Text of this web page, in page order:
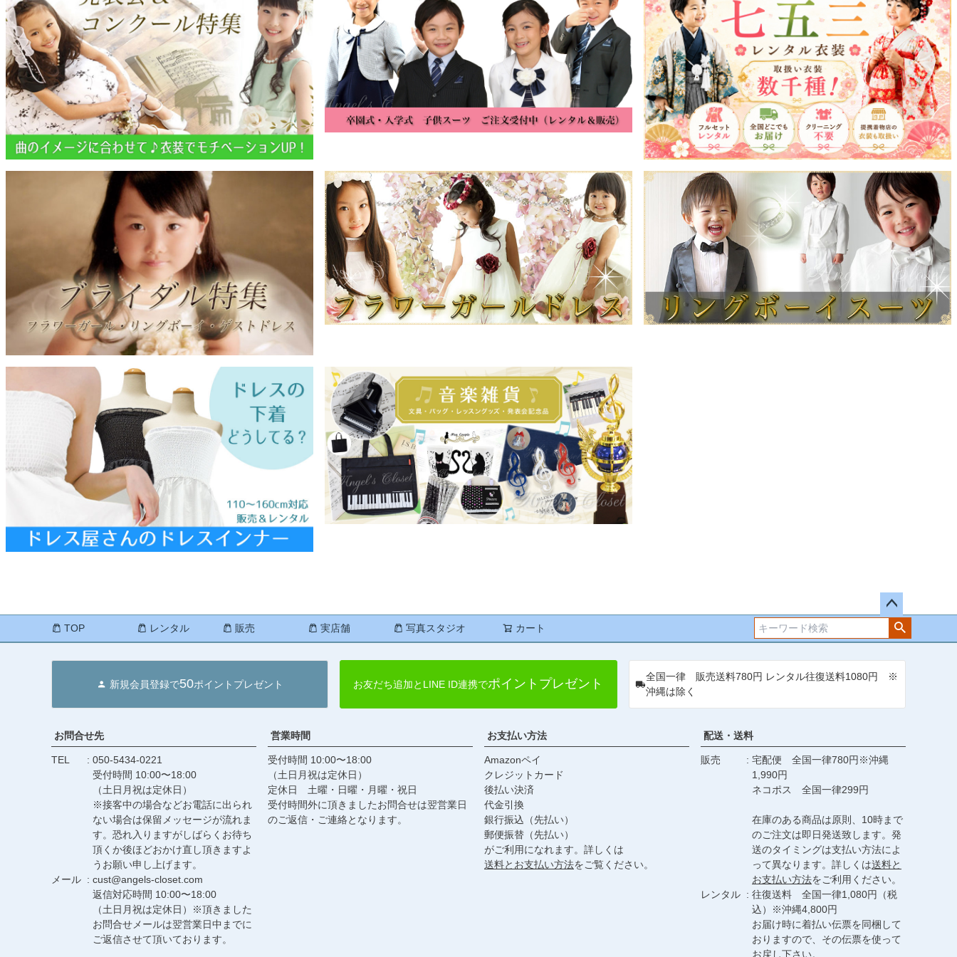
ペー
ジト
TOP レンタル 販売 実店舗 写真スタジオ カート
検索
新規会員登録で50ポイントプレゼント お友だち追加とLINE ID連携でポイントプレゼント
全国一律 販売送料780円 レンタル往復送料1080円 ※
沖縄は除く
お問合せ先
TEL
050-5434-0221
受付時間 10:00〜18:00
（土日月祝は定休日）
※接客中の場合などお電話に出られ
ない場合は保留メッセージが流れま
す。恐れ入りますがしばらくお待ち
頂くか後ほどおかけ直し頂きますよ
うお願い申し上げます。
メール
cust@angels-closet.com
返信対応時間 10:00〜18:00
（土日月祝は定休日）※頂きました
お問合せメールは翌営業日中までに
ご返信させて頂いております。
営業時間
受付時間 10:00〜18:00
（土日月祝は定休日）
定休日 土曜・日曜・月曜・祝日
受付時間外に頂きましたお問合せは翌営業日
のご返信・ご連絡となります。
お支払い方法
Amazonペイ
クレジットカード
後払い決済
代金引換
銀行振込（先払い）
郵便振替（先払い）
がご利用になれます。詳しくは
送料とお支払い方法をご覧ください。
配送・送料
販売
宅配便 全国一律780円※沖縄
1,990円
ネコポス 全国一律299円
在庫のある商品は原則、10時まで
のご注文は即日発送致します。発
送のタイミングは支払い方法によ
って異なります。詳しくは送料と
お支払い方法をご利用ください。
レンタル
往復送料 全国一律1,080円（税
込）※沖縄4,800円
お届け時に着払い伝票を同梱して
おりますので、その伝票を使って
お戻し下さい。